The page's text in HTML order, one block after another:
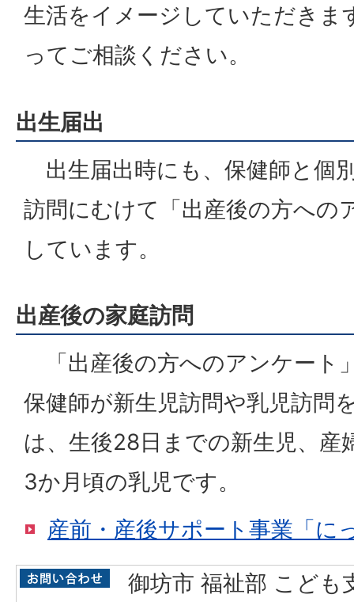
生活をイメージしていただきま
ってご相談ください。
出生届出
出生届出時にも、保健師と個
訪問にむけて「出産後の方への
しています。
出産後の家庭訪問
「出産後の方へのアンケート
保健師が新生児訪問や乳児訪問
は、生後28日までの新生児、産
3か月頃の乳児です。
産前・産後サポート事業「に
御坊市 福祉部 こども